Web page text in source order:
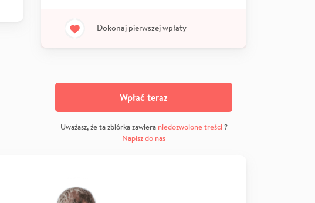
Dokonaj pierwszej wpłaty
Wpłać teraz
Uważasz, że ta zbiórka zawiera niedozwolone treści?
Napisz do nas